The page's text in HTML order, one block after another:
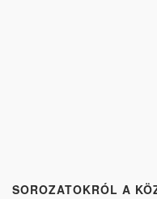
SOROZATOKRÓL A